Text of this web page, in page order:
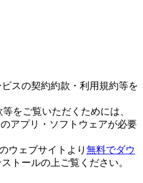
スの契約約款・利用規約等を
をご覧いただくためには、
アプリ・ソフトウェアが必要
ウェブサイトより 無料でダウ
トールの上ご覧ください。